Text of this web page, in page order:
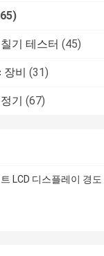
기 테스터 (45)
비 (31)
기 (67)
LCD 디스플레이 경도